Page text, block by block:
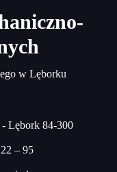
w Lęborku
Lębork 84-300
– 95